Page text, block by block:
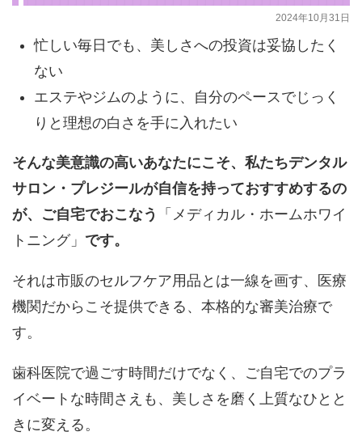
2024年10月31日
忙しい毎日でも、美しさへの投資は妥協したく
ない
エステやジムのように、自分のペースでじっく
りと理想の白さを手に入れたい
そんな美意識の高いあなたにこそ、私たちデンタル
サロン・プレジールが自信を持っておすすめするの
が、ご自宅でおこなう
「メディカル・ホームホワイ
トニング」 です。
それは市販のセルフケア用品とは一線を画す、医療
機関だからこそ提供できる、本格的な審美治療で
す。
歯科医院で過ごす時間だけでなく、ご自宅でのプラ
イベートな時間さえも、美しさを磨く上質なひとと
きに変える。